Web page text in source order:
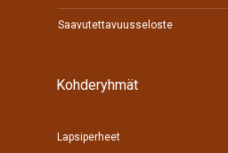
Saavutettavuusseloste
Kohderyhmät
Lapsiperheet